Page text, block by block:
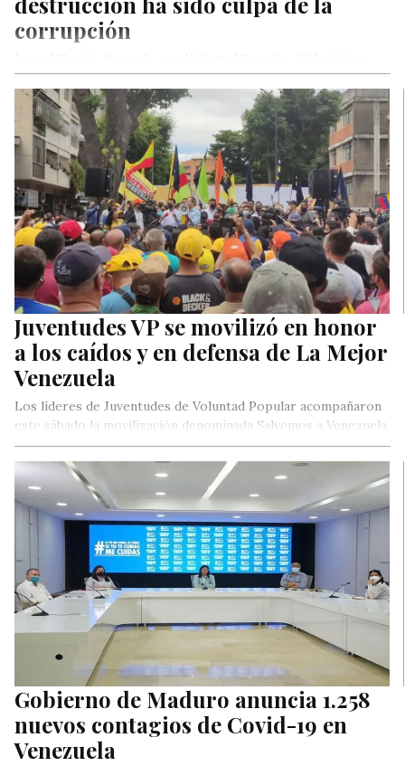
corrupción
Parlamento, afirmó este martes que la destrucción de
Venezuela tiene su origen…
Juventudes VP se movilizó en honor
a los caídos y en defensa de La Mejor
Venezuela
Los líderes de Juventudes de Voluntad Popular acompañaron
este sábado la movilización denominada Salvemos a Venezuela,
en conmemoración a la…
Gobierno de Maduro anuncia 1.258
nuevos contagios de Covid-19 en
Venezuela